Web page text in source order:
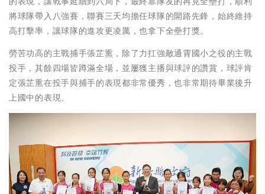
將球隊帶入八強賽，聯賽三天均擔任球隊的開路先鋒，始終維持
高打擊率，讓球隊的進攻更凌厲，也拿下全壘打獎。
勞苦功高的主戰捕手張芷熏，除了力扛強敵通霄國小之役的主戰
投手，其餘四場皆蹲滿全場，並屢獲主播與球評的讚賞，球評肯
定張芷熏在投手與捕手的表現都非常優秀，也非常期待畢業後升
上國中的表現。